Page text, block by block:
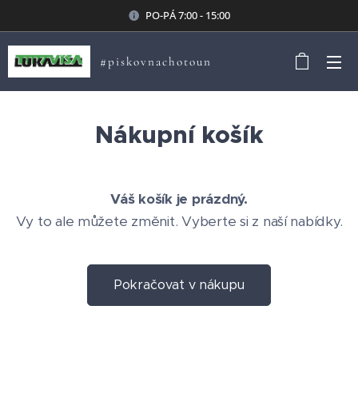
PO-PÁ 7:00 - 15:00
#piskovnachotoun
Nákupní košík
Váš košík je prázdný.
Vy to ale můžete změnit. Vyberte si z naší nabídky.
Pokračovat v nákupu